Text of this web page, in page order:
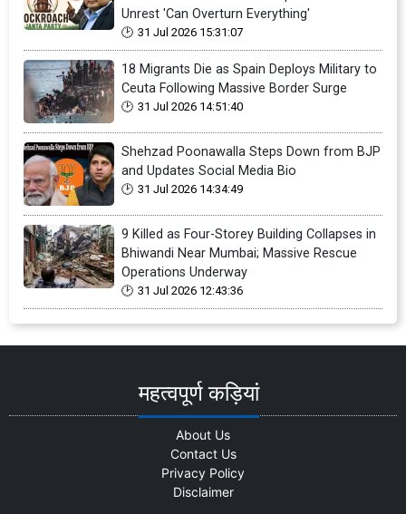
Unrest 'Can Overturn Everything'
31 Jul 2026 15:31:07
18 Migrants Die as Spain Deploys Military to
Ceuta Following Massive Border Surge
31 Jul 2026 14:51:40
Shehzad Poonawalla Steps Down from BJP
and Updates Social Media Bio
31 Jul 2026 14:34:49
9 Killed as Four-Storey Building Collapses in
Bhiwandi Near Mumbai; Massive Rescue
Operations Underway
31 Jul 2026 12:43:36
महत्वपूर्ण कड़ियां
About Us
Contact Us
Privacy Policy
Disclaimer